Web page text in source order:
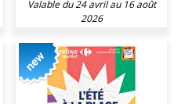
Valable du 24 avril au 16 août
2026